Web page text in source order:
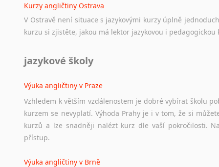
Kurzy angličtiny Ostrava
V Ostravě není situace s jazykovými kurzy úplně
kurzu si zjistěte, jakou má lektor jazykovou i pedagogickou
jazykové školy
Výuka angličtiny v Praze
Vzhledem k větším vzdálenostem je dobré vybírat školu
kurzem se nevyplatí. Výhoda Prahy je i v tom, že si
kurzů a lze snadněji nalézt kurz dle vaší pokročilosti.
přístup.
Výuka angličtiny v Brně